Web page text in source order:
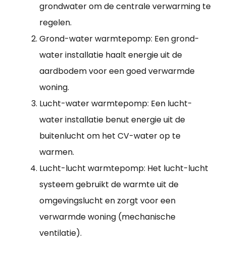
grondwater om de centrale verwarming te
regelen.
Grond-water warmtepomp: Een grond-
water installatie haalt energie uit de
aardbodem voor een goed verwarmde
woning.
Lucht-water warmtepomp: Een lucht-
water installatie benut energie uit de
buitenlucht om het CV-water op te
warmen.
Lucht-lucht warmtepomp: Het lucht-lucht
systeem gebruikt de warmte uit de
omgevingslucht en zorgt voor een
verwarmde woning (mechanische
ventilatie).